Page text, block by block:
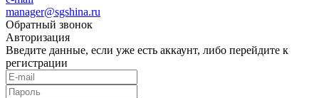
manager@sgshina.ru
Обратный звонок
Авторизация
Введите данные, если уже есть аккаунт, либо перейдите к
регистрации